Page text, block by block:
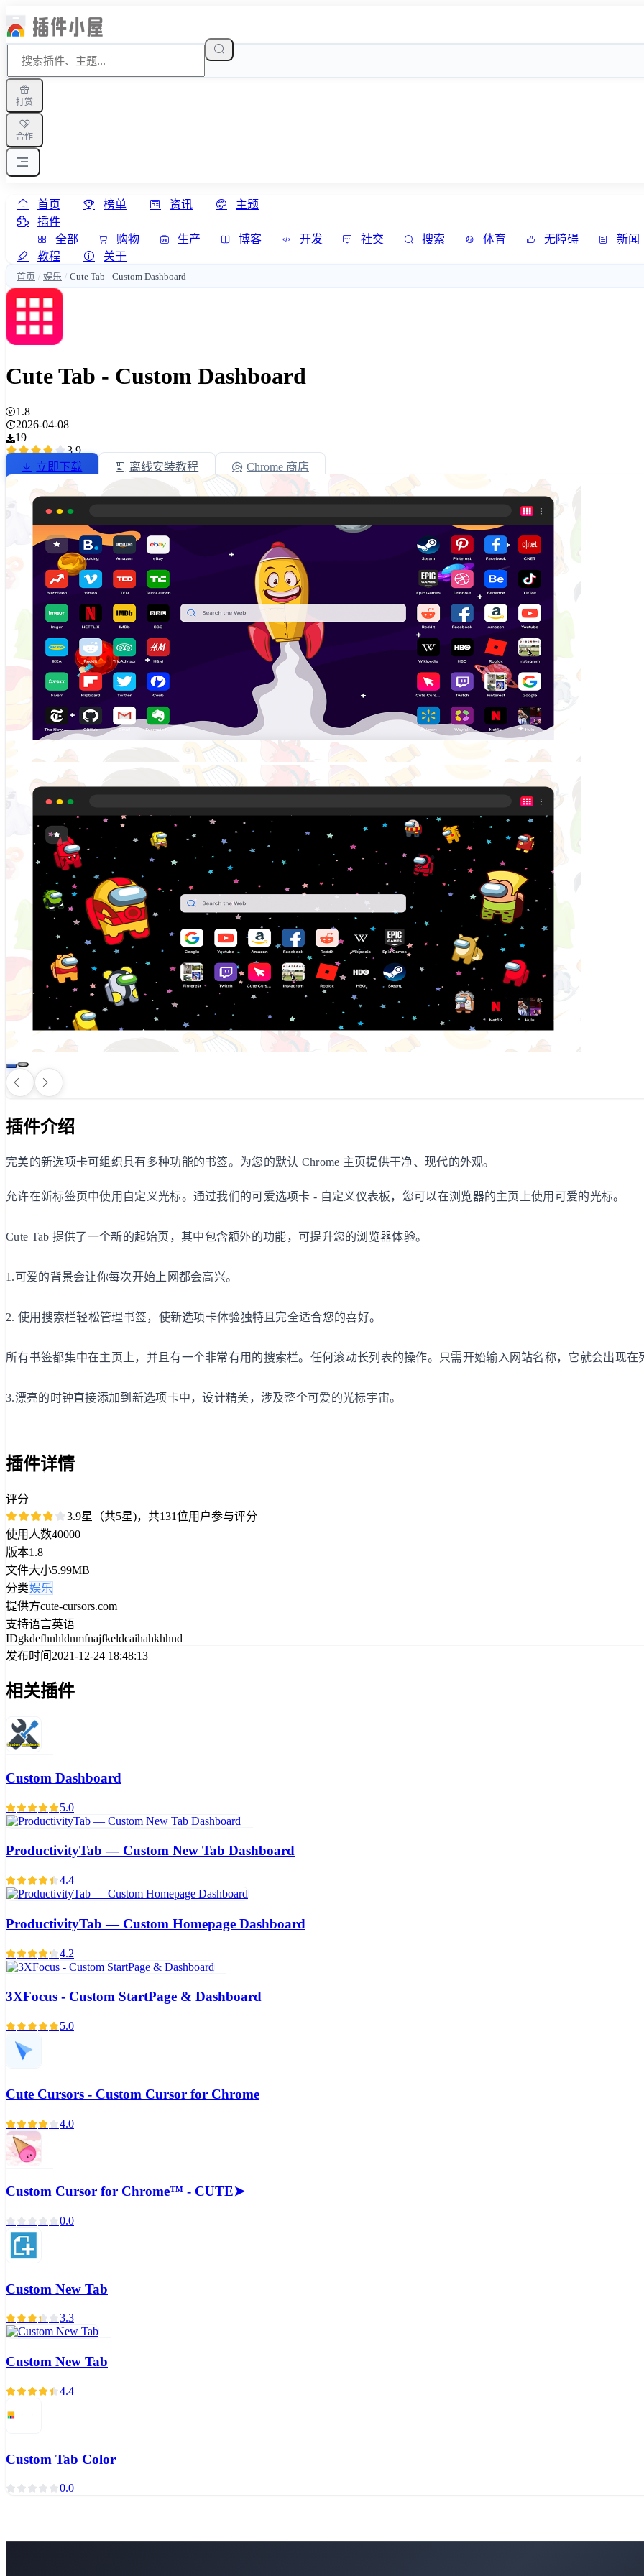
打赏
合作
首页 榜单 资讯
主题
插件
全部
购物 生产 博客 开发 社交 搜索 体育 无障碍 新闻
教程
关于
首页 / 娱乐 / Cute Tab - Custom Dashboard
Cute Tab - Custom Dashboard
1.8
2026-04-08
19
3.9
立即下载
离线安装教程 Chrome 商店
插件介绍
完美的新选项卡可组织具有多种功能的书签。为您的默认 Chrome 主页提供干净、现代的外观。
允许在新标签页中使用自定义光标。通过我们的可爱选项卡 - 自定义仪表板，您可以在浏览器的主页上使用可爱的光标。
Cute Tab 提供了一个新的起始页，其中包含额外的功能，可提升您的浏览器体验。
1.可爱的背景会让你每次开始上网都会高兴。
2. 使用搜索栏轻松管理书签，使新选项卡体验独特且完全适合您的喜好。
所有书签都集中在主页上，并且有一个非常有用的搜索栏。任何滚动长列表的操作。只需开始输入网站名称，它就会出现在
3.漂亮的时钟直接添加到新选项卡中，设计精美，涉及整个可爱的光标宇宙。
插件详情
评分
3.9星（共5星)，共131位用户参与评分
使用人数40000
版本1.8
文件大小5.99MB
分类娱乐
提供方cute-cursors.com
支持语言英语
IDgkdefhnhldnmfnajfkeldcaihahkhhnd
发布时间 2021-12-24 18:48:13
相关插件
Custom Dashboard
5.0
ProductivityTab — Custom New Tab Dashboard
4.4
ProductivityTab — Custom Homepage Dashboard
4.2
3XFocus - Custom StartPage & Dashboard
5.0
Cute Cursors - Custom Cursor for Chrome
4.0
Custom Cursor for Chrome™ - CUTE➤
0.0
Custom New Tab
3.3
Custom New Tab
4.4
Custom Tab Color
0.0